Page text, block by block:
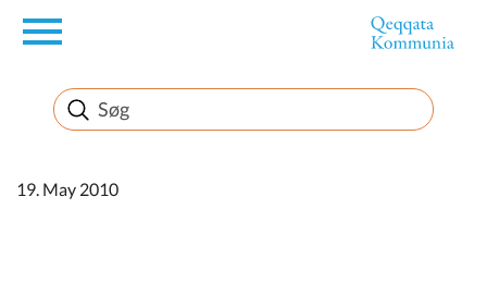
en
Borger
Erhverv
19. May 2010